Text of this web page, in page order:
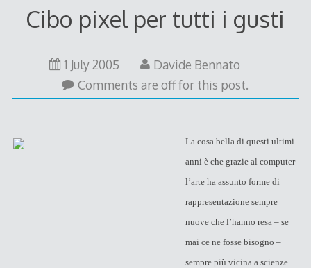
Cibo pixel per tutti i gusti
1 July 2005
Davide Bennato
Comments are off for this post.
La cosa bella di questi ultimi
anni è che grazie al computer
l’arte ha assunto forme di
rappresentazione sempre
nuove che l’hanno resa – se
mai ce ne fosse bisogno –
sempre più vicina a scienze